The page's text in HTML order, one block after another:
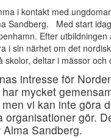
i kontakt med
Sandberg. Med start
Efter
i sin närhet om det
deltar i mässor och
intresse för
mycket
vi kan inte göra
gör.
Sandberg.